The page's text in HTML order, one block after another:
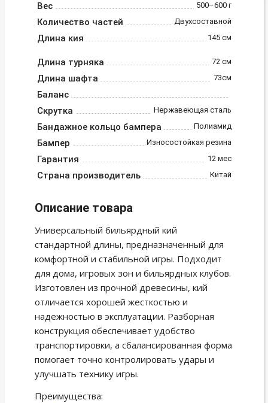
Вес 500–600 г
Количество частей Двухсоставной
Длина кия 145 см
Длина турняка 72 см
Длина шафта 73см
Баланс
Скрутка
Нержавеющая сталь
Бандажное кольцо бампера Полиамид
Бампер Износостойкая резина
Гарантия 12 мес
Страна производитель Китай
Описание товара
Универсальный бильярдный кий
стандартной длины, предназначенный для
комфортной и стабильной игры. Подходит
для дома, игровых зон и бильярдных клубов.
Изготовлен из прочной древесины, кий
отличается хорошей жесткостью и
надежностью в эксплуатации. Разборная
конструкция обеспечивает удобство
транспортировки, а сбалансированная форма
помогает точно контролировать удары и
улучшать технику игры.
Преимущества: